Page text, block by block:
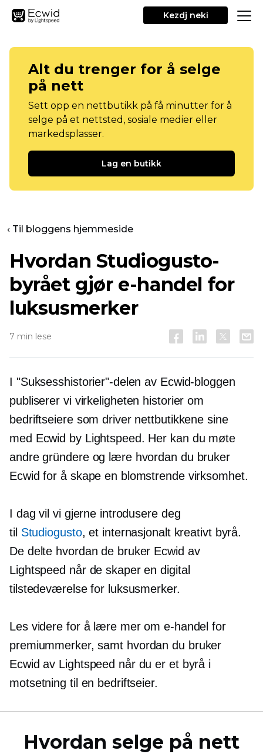
Kezdj neki
Alt du trenger for å selge
på nett
Sett opp en nettbutikk på få minutter for å
selge på et nettsted, sosiale medier eller
markedsplasser.
Lag en butikk
‹ Til bloggens hjemmeside
Hvordan Studiogusto-
byrået gjør e-handel for
luksusmerker
7 min lese
I "Suksesshistorier"-delen av Ecwid-bloggen
publiserer vi virkeligheten historier om
bedriftseiere som driver nettbutikkene sine
med Ecwid by Lightspeed. Her kan du møte
andre gründere og lære hvordan du bruker
Ecwid for å skape en blomstrende virksomhet.
I dag vil vi gjerne introdusere deg
til Studiogusto, et internasjonalt kreativt byrå.
De delte hvordan de bruker Ecwid av
Lightspeed når de skaper en digital
tilstedeværelse for luksusmerker.
Les videre for å lære mer om e-handel for
premiummerker, samt hvordan du bruker
Ecwid av Lightspeed når du er et byrå i
motsetning til en bedriftseier.
Hvordan selge på nett